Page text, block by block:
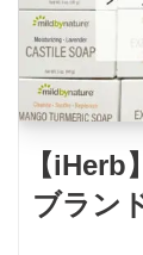
【
ブラン